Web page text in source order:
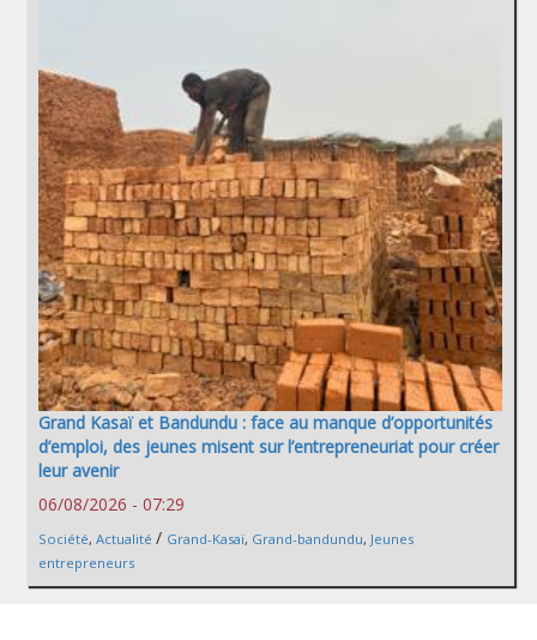
Grand Kasaï et Bandundu : face au manque d’opportunités
d’emploi, des jeunes misent sur l’entrepreneuriat pour créer
leur avenir
06/08/2026 - 07:29
Société, Actualité / Grand-Kasaï, Grand-bandundu, Jeunes
entrepreneurs